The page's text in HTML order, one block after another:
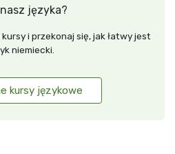
języka?
i przekonaj się, jak łatwy jest
niemiecki.
kursy językowe